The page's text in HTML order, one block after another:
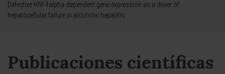
Defective HNF4alpha-dependent gene expression as a driver of
hepatocellular failure in alcoholic hepatitis
Publicaciones científicas